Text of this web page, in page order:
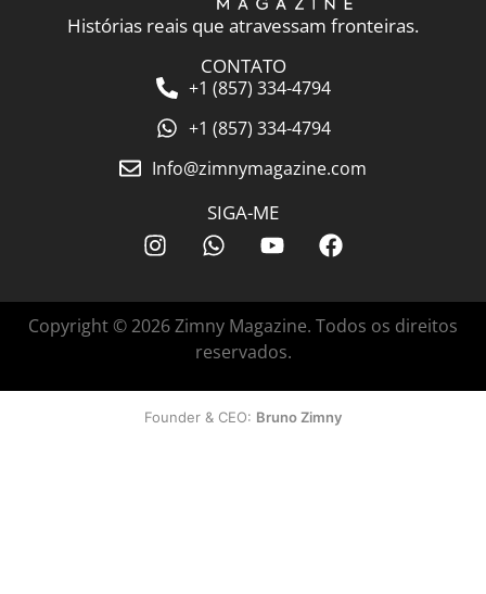
Histórias reais que atravessam fronteiras.
CONTATO
+1 (857) 334-4794
+1 (857) 334-4794
Info@zimnymagazine.com
SIGA-ME
Copyright © 2026 Zimny Magazine. Todos os direitos
reservados.
Founder & CEO: Bruno Zimny